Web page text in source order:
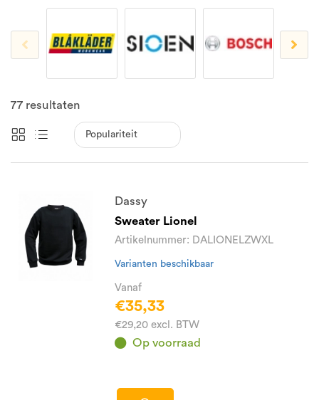
77 resultaten
Dassy
Sweater Lionel
Artikelnummer: DALIONELZWXL
Varianten beschikbaar
Vanaf
€35,33
€29,20 excl. BTW
Op voorraad